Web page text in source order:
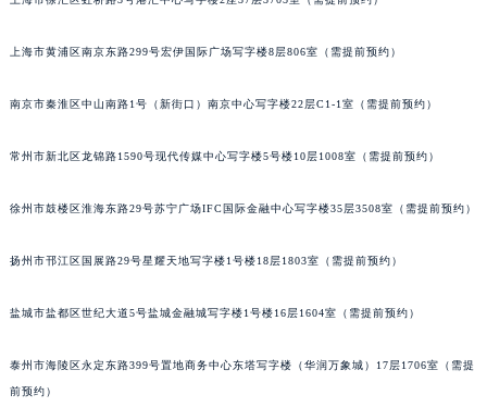
上海市黄浦区南京东路299号宏伊国际广场写字楼8层806室（需提前预约）
南京市秦淮区中山南路1号（新街口）南京中心写字楼22层C1-1室（需提前预约）
常州市新北区龙锦路1590号现代传媒中心写字楼5号楼10层1008室（需提前预约）
徐州市鼓楼区淮海东路29号苏宁广场IFC国际金融中心写字楼35层3508室（需提前预约）
扬州市邗江区国展路29号星耀天地写字楼1号楼18层1803室（需提前预约）
盐城市盐都区世纪大道5号盐城金融城写字楼1号楼16层1604室（需提前预约）
泰州市海陵区永定东路399号置地商务中心东塔写字楼（华润万象城）17层1706室（需提
前预约）